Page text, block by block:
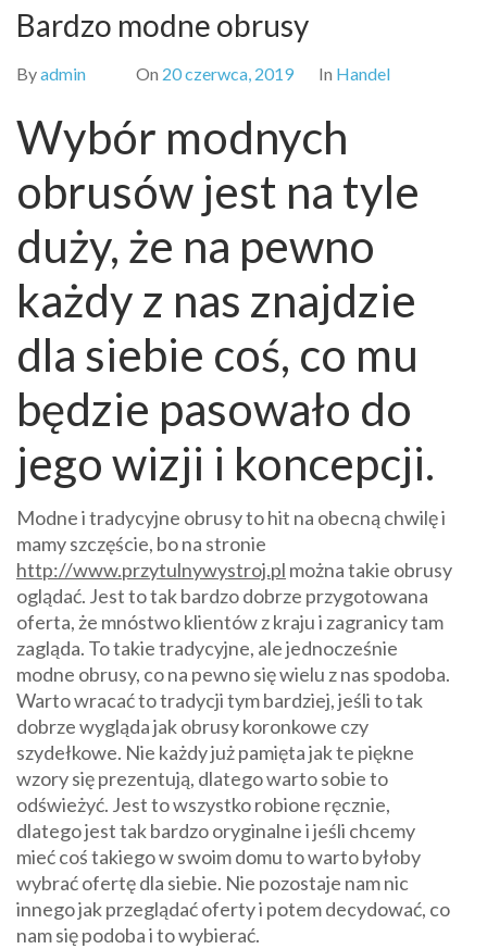
Bardzo modne obrusy
Byadmin On 20 czerwca, 2019 In Handel
Wybór modnych
obrusów jest na tyle
duży, że na pewno
każdy z nas znajdzie
dla siebie coś, co mu
będzie pasowało do
jego wizji i koncepcji.
Modne i tradycyjne obrusy to hit na obecną chwilę i
mamy szczęście, bo na stronie
http://www.przytulnywystroj.pl można takie obrusy
oglądać. Jest to tak bardzo dobrze przygotowana
oferta, że mnóstwo klientów z kraju i zagranicy tam
zagląda. To takie tradycyjne, ale jednocześnie
modne obrusy, co na pewno się wielu z nas spodoba.
Warto wracać to tradycji tym bardziej, jeśli to tak
dobrze wygląda jak obrusy koronkowe czy
szydełkowe. Nie każdy już pamięta jak te piękne
wzory się prezentują, dlatego warto sobie to
odświeżyć. Jest to wszystko robione ręcznie,
dlatego jest tak bardzo oryginalne i jeśli chcemy
mieć coś takiego w swoim domu to warto byłoby
wybrać ofertę dla siebie. Nie pozostaje nam nic
innego jak przeglądać oferty i potem decydować, co
nam się podoba i to wybierać.